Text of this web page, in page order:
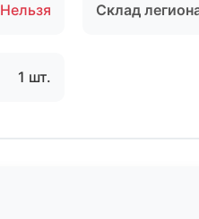
Нельзя Склад
1 шт.